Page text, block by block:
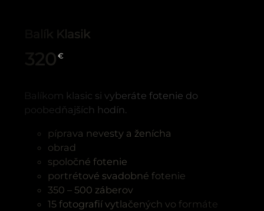
Balík Klasik
320 €
Balíkom klasic si vyberáte fotenie do
poobedňajších hodín.
píprava nevesty a ženícha
obrad
spoločné fotenie
portrétové svadobné fotenie
350 – 500 záberov
15 fotografií vytlačených vo formáte